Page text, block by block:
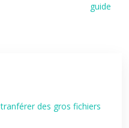
guide
des gros fichiers